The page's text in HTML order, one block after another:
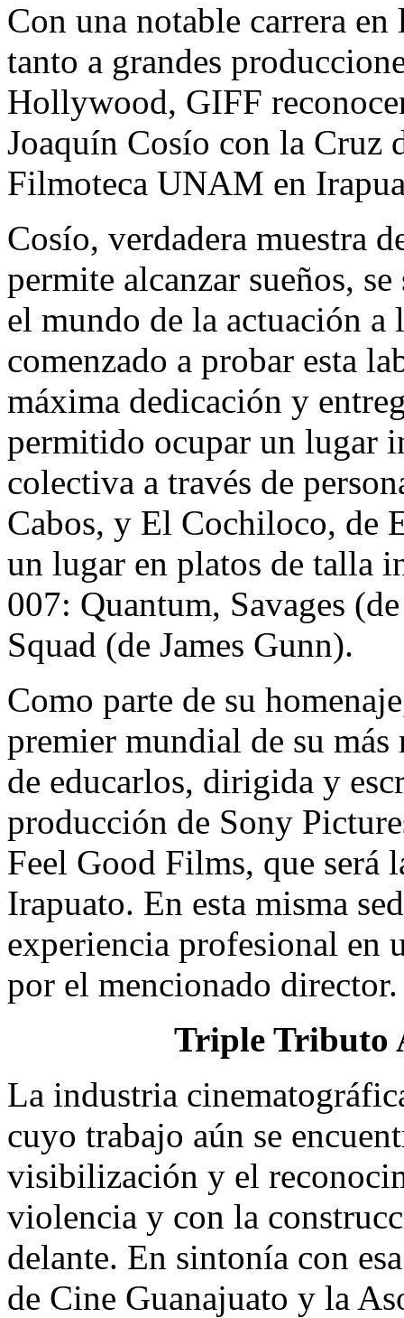
Con una notable carrera
tanto a grandes
Hollywood, GIFF
Joaquín Cosío con la Cruz
Filmoteca UNAM en
Cosío, verdadera muestra
permite alcanzar sueños,
el mundo de la actuación a
comenzado a probar esta
máxima dedicación y
permitido ocupar un lugar
colectiva a través de
Cabos, y El Cochiloco, de
un lugar en platos de talla
007: Quantum, Savages
Squad (de James Gunn).
Como parte de su
premier mundial de su
de educarlos, dirigida y
producción de Sony
Feel Good Films, que será
Irapuato. En esta misma
experiencia profesional en
por el mencionado director.
Triple Tributo
La industria
cuyo trabajo aún se
visibilización y el
violencia y con la
delante. En sintonía con
de Cine Guanajuato y la